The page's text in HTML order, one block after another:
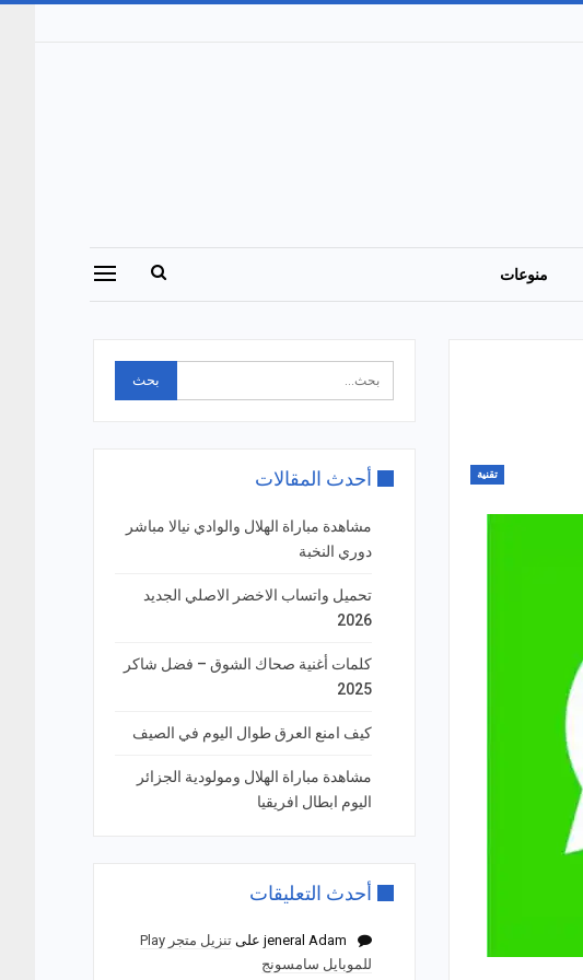
منوعات
تقنية أحدث المقالات
مشاهدة مباراة الهلال والوادي نيالا مباشر
دوري النخبة
تحميل واتساب الاخضر الاصلي الجديد
2026
كلمات أغنية صحاك الشوق – فضل شاكر
2025
كيف امنع العرق طوال اليوم في الصيف
مشاهدة مباراة الهلال ومولودية الجزائر
اليوم ابطال افريقيا
أحدث التعليقات
jeneral Adamعلى
تنزيل متجر Play
للموبايل سامسونج